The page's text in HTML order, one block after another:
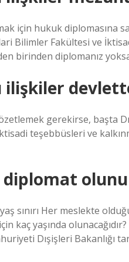
için hukuk diplomasına
Bilimler Fakültesi ve
birinden diplomanız
ilişkiler
özetlemek gerekirse, başta
teşebbüsleri ve
diplomat
sınırı Her meslekte
kaç yaşında
Dışişleri Bakanlığı